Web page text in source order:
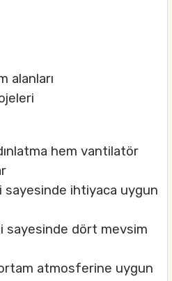
alanları
hem vantilatör
sayesinde ihtiyaca uygun
sayesinde dört mevsim
ortam atmosferine uygun